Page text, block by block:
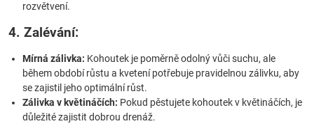
rozvětvení.
4. Zalévání:
Mírná zálivka: Kohoutek je poměrně odolný vůči suchu, ale
během období růstu a kvetení potřebuje pravidelnou zálivku, aby
se zajistil jeho optimální růst.
Zálivka v květináčích: Pokud pěstujete kohoutek v květináčích, je
důležité zajistit dobrou drenáž.